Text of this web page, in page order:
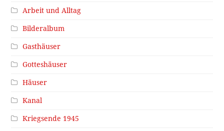
Arbeit und Alltag
Bilderalbum
Gasthäuser
Gotteshäuser
Häuser
Kanal
Kriegsende 1945